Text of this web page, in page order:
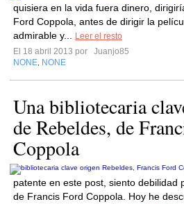
quisiera en la vida fuera dinero,
Ford Coppola, antes de dirigir la
admirable y...
Leer el resto
El 18 abril 2013 por
Juanjo85
NONE NONE
Una bibliotecaria
de Rebeldes, de
Coppola
patente en este post, siento debilidad
de Francis Ford Coppola. Hoy he